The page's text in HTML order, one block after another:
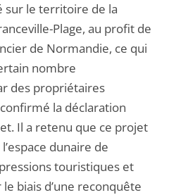
sur le territoire de la
Plage, au profit de
de Normandie, ce qui
nombre
des propriétaires
la déclaration
Il a retenu que ce projet
dunaire de
touristiques et
biais d’une reconquête